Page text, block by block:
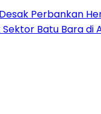
Perbankan
Batu Bara di